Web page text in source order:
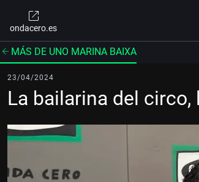
ondacero.es
MÁS DE UNO MARINA BAIXA
23/04/2024
La bailarina del